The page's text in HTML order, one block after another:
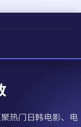
热门日韩电影、电